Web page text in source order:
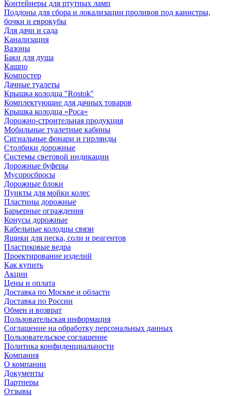
Контейнеры для ртутных ламп
Поддоны для сбора и локализации проливов под канистры,
бочки и еврокубы
Для дачи и сада
Канализация
Вазоны
Баки для душа
Кашпо
Компостер
Дачные туалеты
Крышка колодца "Rostok"
Комплектующие для дачных товаров
Крышка колодца «Роса»
Дорожно-строительная продукция
Мобильные туалетные кабины
Сигнальные фонари и гирлянды
Столбики дорожные
Системы световой индикации
Дорожные буферы
Мусоросбросы
Дорожные блоки
Пункты для мойки колес
Пластины дорожные
Барьерные ограждения
Конусы дорожные
Кабельные колодцы связи
Ящики для песка, соли и реагентов
Пластиковые ведра
Проектирование изделий
Как купить
Акции
Цены и оплата
Доставка по Москве и области
Доставка по России
Обмен и возврат
Пользовательская информация
Соглашение на обработку персональных данных
Пользовательское соглашение
Политика конфиденциальности
Компания
О компании
Документы
Партнеры
Отзывы